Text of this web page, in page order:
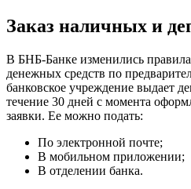
Заказ наличных и
В БНБ-Банке изменились
денежных средств по
банковское учреждение выдает
течение 30 дней с момента
заявки. Ее можно подать:
По электронной почте;
В мобильном приложении;
В отделении банка.